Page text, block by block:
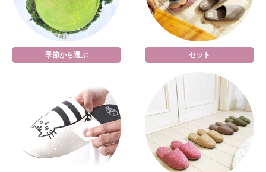
季節から選ぶ セット